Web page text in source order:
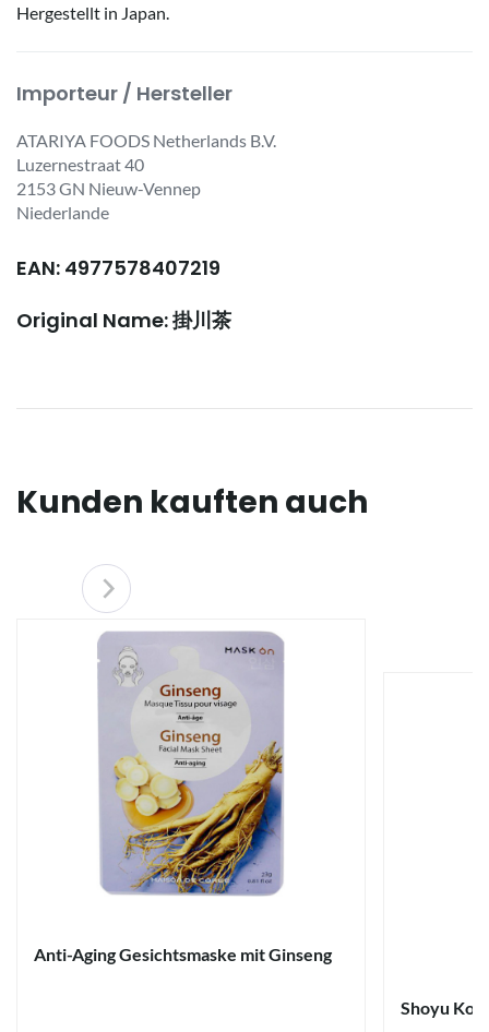
Hergestellt in Japan.
Importeur / Hersteller
ATARIYA FOODS Netherlands B.V.
Luzernestraat 40
2153 GN Nieuw-Vennep
Niederlande
EAN: 4977578407219
Original Name: 掛川茶
Kunden kauften auch
Anti-Aging Gesichtsmaske mit Ginseng
Shoyu